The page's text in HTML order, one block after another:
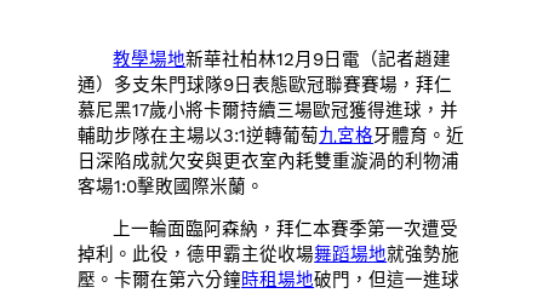
教學場地新華社柏林12月9日電（記者趙建
通）多支朱門球隊9日表態歐冠聯賽賽場，拜仁
慕尼黑17歲小將卡爾持續三場歐冠獲得進球，并
輔助步隊在主場以3:1逆轉葡萄九宮格牙體育。近
日深陷成就欠安與更衣室內耗雙重漩渦的利物浦
客場1:0擊敗國際米蘭。
上一輪面臨阿森納，拜仁本賽季第一次遭受
掉利。此役，德甲霸主從收場舞蹈場地就強勢施
壓。卡爾在第六分鐘時租場地破門，但這一進球